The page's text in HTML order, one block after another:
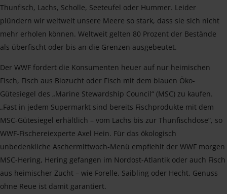
Thunfisch, Lachs, Scholle, Seeteufel oder Hummer. Leider
plündern wir weltweit unsere Meere so stark, dass sie sich nicht
mehr erholen können. Weltweit gelten 80 Prozent der Bestände
als überfischt oder bis an die Grenzen ausgebeutet.
Der WWF fordert die Konsumenten heuer auf nur heimischen
Fisch, Fisch aus Biozucht oder Fisch mit dem blauen Öko-
Gütesiegel des „Marine Stewardship Council“ (MSC) zu kaufen.
„Fast in jedem Supermarkt sind bereits Fischprodukte mit dem
MSC-Gütesiegel erhältlich – vom Lachs bis zur Thunfischdose“, so
WWF-Fischereiexperte Axel Hein. Für das ökologisch
unbedenkliche Aschermittwoch-Menü empfiehlt der WWF morgen
MSC-Hering, Hering gefangen im Nordost-Atlantik oder auch Fisch
aus heimischer Zucht – wie Forelle, Saibling oder Hecht. Genuss
ohne Reue ist damit garantiert.